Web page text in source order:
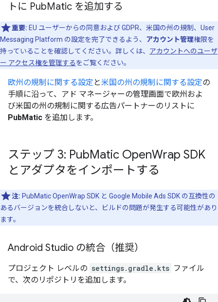
トに PubMatic を追加する
重要: EU ユーザーからの同意および GDPR、米国の州の規制、User
Messaging Platform の設定を完了できるよう、 アカウント管理権限を
持っていることを確認してください。詳しくは、 アカウントへのユーザ
ー アクセス権を管理するをご覧ください。
欧州の規制に関する設定 と米国の州の規制に関する設定の
手順に沿って、アド マネージャーの管理画面で欧州およ
び米国の州の規制に関する広告パートナーのリストに
PubMatic を追加します。
ステップ 3: PubMatic OpenWrap SDK
とアダプタをインポートする
注: PubMatic OpenWrap SDK と Google Mobile Ads SDK の互換性の
あるバージョンを統合しないと、ビルドの問題が発生する可能性があり
ます。
Android Studio の統合（推奨）
プロジェクト レベルの settings.gradle.kts ファイル
で、次のリポジトリを追加します。